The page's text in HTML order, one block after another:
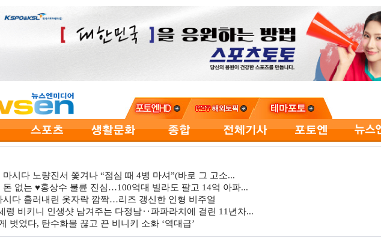
마시다 노량진서 쫓겨나 “점심 때 4병 마셔”(바로 그 고소...
돈 없는 ♥홍상수 불륜 진심…100억대 빌라도 팔고 14억 아파...
시다 흘러내린 옷자락 깜짝…리즈 갱신한 인형 비주얼
령 비키니 인생샷 남겨주는 다정남‥파파라치에 걸린 11년차...
벗었다, 탄수화물 끊고 끈 비니키 소화 ‘역대급’